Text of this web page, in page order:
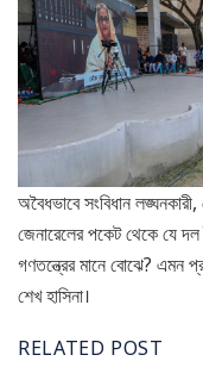
অবৈধভাবে সংবিধান
জেনারেলের পকেট থেকে যে
গণতন্ত্রের মানে বোঝে? এমন
শেখ হাসিনা।
RELATED POST